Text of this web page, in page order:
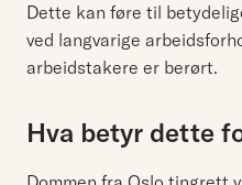
Dette kan føre til
ved langvarige
arbeidstakere er berørt.
Hva betyr dette